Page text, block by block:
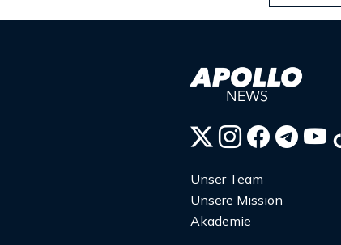
Unser Team
Unsere Mission
Akademie